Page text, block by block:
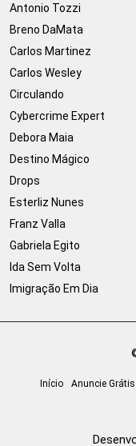
Antonio Tozzi
Breno DaMata
Carlos Martinez
Carlos Wesley
Circulando
Cybercrime Expert
Debora Maia
Destino Mágico
Drops
Esterliz Nunes
Franz Valla
Gabriela Egito
Ida Sem Volta
Imigração Em Dia
Início Anuncie Grátis